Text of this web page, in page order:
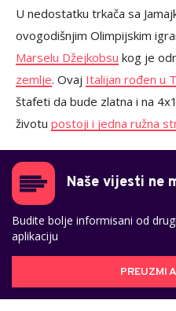
U nedostatku trkača sa
ovogodišnjim Olimpijskim
Marselu Džejkobsu kog je
zemlje. Ovaj Italijan rođen u
štafeti da bude zlatna i na
životu postoji i jedna ružna
Naše vijesti ne
Budite bolje informisani od
aplikaciju
PREUZMI